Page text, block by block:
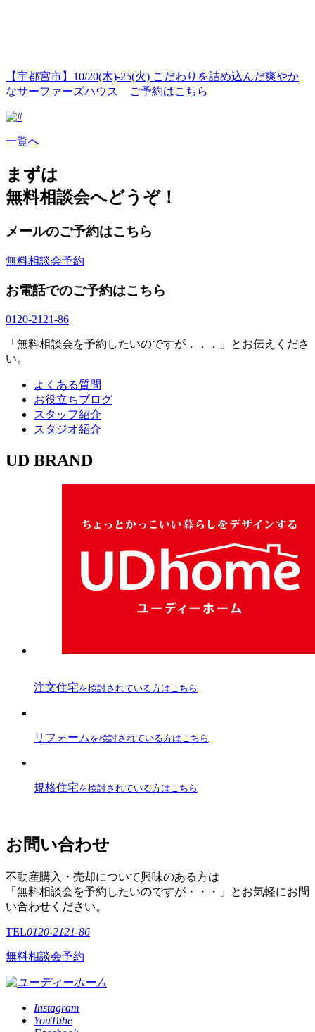
【宇都宮市】10/20(木)-25(火) こだわりを詰め込んだ爽やか
なサーファーズハウス ご予約はこちら
一覧へ
まずは
無料相談会へどうぞ！
メールのご予約はこちら
無料相談会予約
お電話でのご予約はこちら
0120-2121-86
「無料相談会を予約したいのですが．．．」とお伝えくださ
い。
よくある質問
お役立ちブログ
スタッフ紹介
スタジオ紹介
UD BRAND
注文住宅を検討されている方はこちら
リフォーム を検討されている方はこちら
規格住宅を検討されている方はこちら
お問い合わせ
不動産購入・売却について興味のある方は
「無料相談会を予約したいのですが・・・」とお気軽にお問
い合わせください。
TEL0120-2121-86
無料相談会予約
Instagram
YouTube